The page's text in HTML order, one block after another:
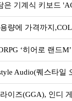
은 기계식 키보드
량에 가격까지
‘히어로 랜드
Audio(퀘스타일
이즈(GGA), 인디